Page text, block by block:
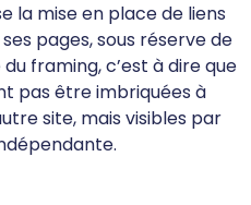
la mise en place de liens
pages, sous réserve de
framing, c’est à dire que
pas être imbriquées à
site, mais visibles par